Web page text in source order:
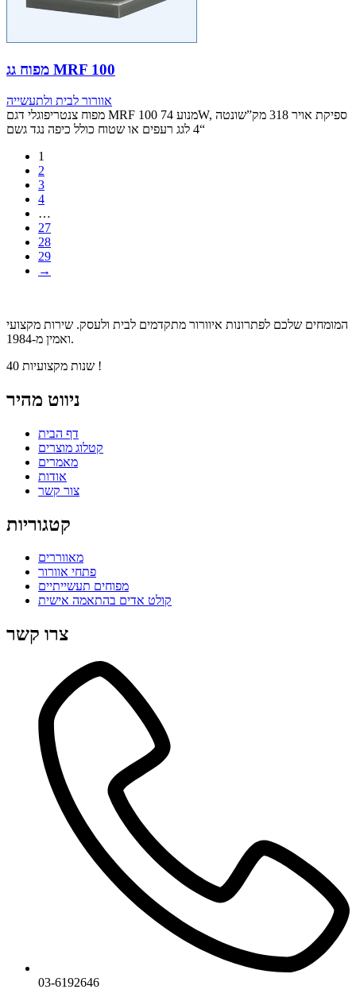
מפוח גג MRF 100
אוורור לבית ולתעשייה
מפוח צנטריפוגלי דגם MRF 100 מנוע 74W, ספיקת אויר 318 מק”שונטה
“4 לגג רעפים או שטוח כולל כיפה נגד גשם
1
2
3
4
…
27
28
29
→
המומחים שלכם לפתרונות איוורור מתקדמים לבית ולעסק. שירות מקצועי
ואמין מ-1984.
40 שנות מקצועיות !
ניווט מהיר
דף הבית
קטלוג מוצרים
מאמרים
אודות
צור קשר
קטגוריות
מאווררים
פתחי אוורור
מפוחים תעשייתיים
קולט אדים בהתאמה אישית
צרו קשר
03-6192646